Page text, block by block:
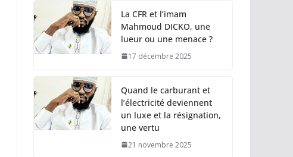
La CFR et l’imam
Mahmoud DICKO, une
lueur ou une menace ?
17 décembre 2025
Quand le carburant et
l’électricité deviennent
un luxe et la résignation,
une vertu
21 novembre 2025